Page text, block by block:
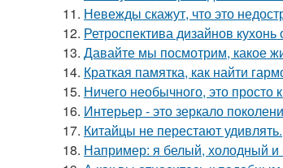
11. Невежды скажут, что это
12. Ретроспектива дизайнов
13. Давайте мы посмотрим, какое
14. Краткая памятка, как найти
15. Ничего необычного, это просто
16. Интерьер - это зеркало
17. Китайцы не перестают удивлять.
18. Например: я белый, холодный